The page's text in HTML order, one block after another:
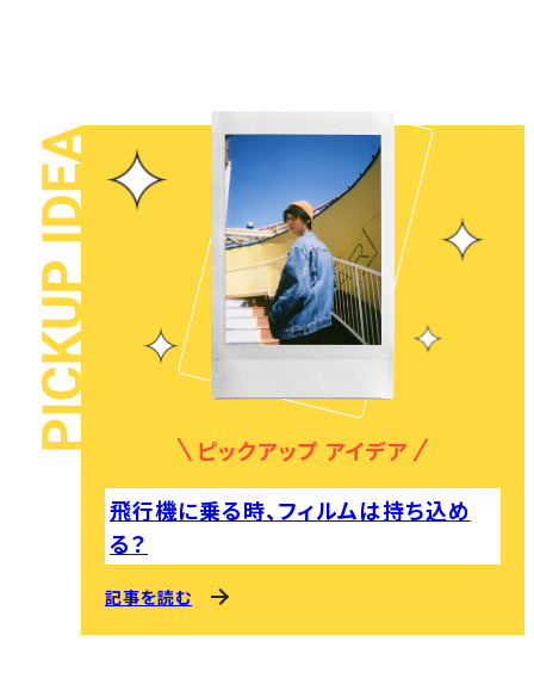
ピックアップ アイデア
飛行機に乗る時、フィルムは持ち込め
る？
記事を読む